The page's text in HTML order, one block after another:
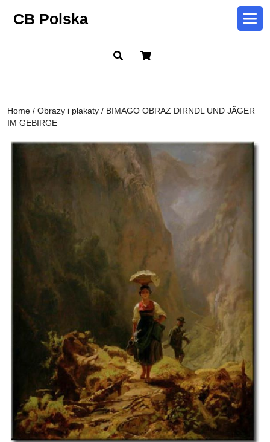
CB Polska
Cart
Home / Obrazy i plakaty / BIMAGO OBRAZ DIRNDL UND JÄGER
IM GEBIRGE